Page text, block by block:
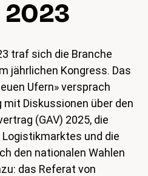
2023
traf sich die Branche
jährlichen Kongress. Das
Ufern» versprach
mit Diskussionen über den
(GAV) 2025, die
und die
den nationalen Wahlen
das Referat von